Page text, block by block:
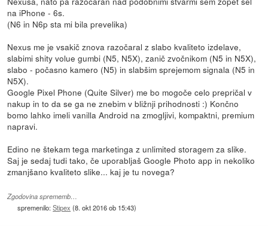
na iPhone - 6s.
(N6 in N6p sta mi bila prevelika)
Nexus me je vsakič znova razočaral z slabo kvaliteto izdelave,
slabimi shity volue gumbi (N5, N5X), zanič zvočnikom (N5 in N5X),
slabo - počasno kamero (N5) in slabšim sprejemom signala (N5 in
N5X).
Google Pixel Phone (Quite Silver) me bo mogoče celo prepričal v
nakup in to da se ga ne znebim v bližnji prihodnosti :) Končno
bomo lahko imeli vanilla Android na zmogljivi, kompaktni, premium
napravi.
Edino ne štekam tega marketinga z unlimited storagem za slike.
Saj je sedaj tudi tako, če uporabljaš Google Photo app in nekoliko
zmanjšano kvaliteto slike... kaj je tu novega?
Zgodovina sprememb…
spremenilo:Stipex (8. okt 2016 ob 15:43)